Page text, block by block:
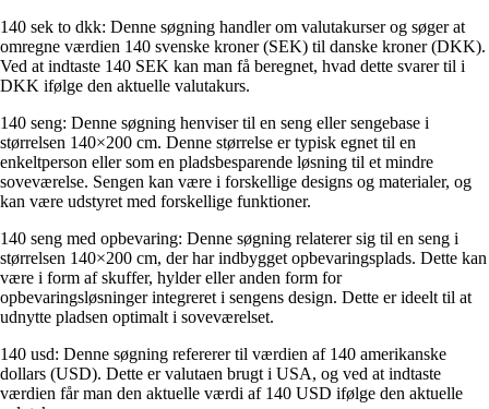
140 sek to dkk: Denne søgning handler om valutakurser og søger at
omregne værdien 140 svenske kroner (SEK) til danske kroner (DKK).
Ved at indtaste 140 SEK kan man få beregnet, hvad dette svarer til i
DKK ifølge den aktuelle valutakurs.
140 seng: Denne søgning henviser til en seng eller sengebase i
størrelsen 140×200 cm. Denne størrelse er typisk egnet til en
enkeltperson eller som en pladsbesparende løsning til et mindre
soveværelse. Sengen kan være i forskellige designs og materialer, og
kan være udstyret med forskellige funktioner.
140 seng med opbevaring: Denne søgning relaterer sig til en seng i
størrelsen 140×200 cm, der har indbygget opbevaringsplads. Dette kan
være i form af skuffer, hylder eller anden form for
opbevaringsløsninger integreret i sengens design. Dette er ideelt til at
udnytte pladsen optimalt i soveværelset.
140 usd: Denne søgning refererer til værdien af 140 amerikanske
dollars (USD). Dette er valutaen brugt i USA, og ved at indtaste
værdien får man den aktuelle værdi af 140 USD ifølge den aktuelle